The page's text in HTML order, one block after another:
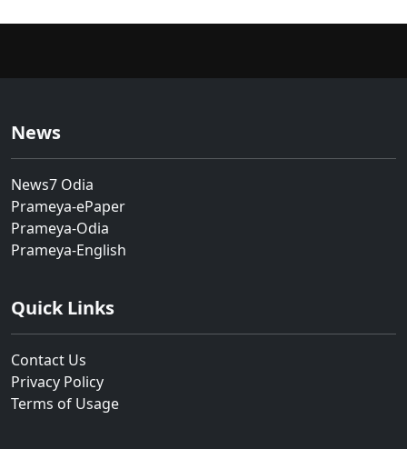
News
News7 Odia
Prameya-ePaper
Prameya-Odia
Prameya-English
Quick Links
Contact Us
Privacy Policy
Terms of Usage